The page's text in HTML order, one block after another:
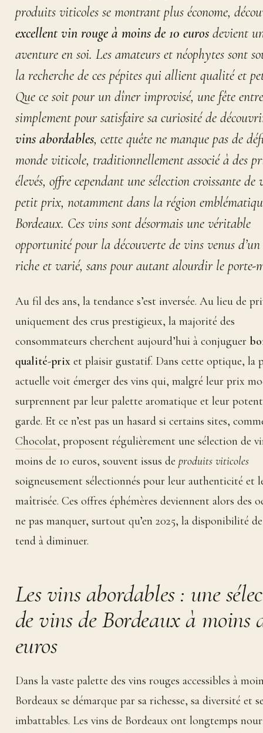
produits viticoles se montrant plus économe,
excellent vin rouge à moins de 10 eurosdevient
aventure en soi. Les amateurs et néophytes sont
la recherche de ces pépites qui allient qualité et
Que ce soit pour un dîner improvisé, une fête
simplement pour satisfaire sa curiosité de
vins abordables, cette quête ne manque pas de
monde viticole, traditionnellement associé à des
élevés, offre cependant une sélection croissante de
petit prix, notamment dans la région
Bordeaux. Ces vins sont désormais une véritable
opportunité pour la découverte de vinsvenus
riche et varié, sans pour autant alourdir le porte-
Au fil des ans, la tendance s’est inversée. Au lieu de
uniquement des crus prestigieux, la majorité des
consommateurs cherchent aujourd’hui à conjuguer
qualité-prixet plaisir gustatif. Dans cette optique, la
actuelle voit émerger des vins qui, malgré leur prix
surprennent par leur palette aromatique et leur
garde. Et ce n’est pas un hasard si certains sites,
Chocolat, proposent régulièrement une sélection de
moins de 10 euros, souvent issus de produits viticoles
soigneusement sélectionnés pour leur authenticité et
maîtrisée. Ces offres éphémères deviennent alors des
ne pas manquer, surtout qu’en 2025, la disponibilité
tend à diminuer.
Les vins abordables : une
de vins de Bordeaux à moins
euros
Dans la vaste palette des vins rouges accessibles à
Bordeaux se démarque par sa richesse, sa diversité et
imbattables. Les vins de Bordeaux ont longtemps